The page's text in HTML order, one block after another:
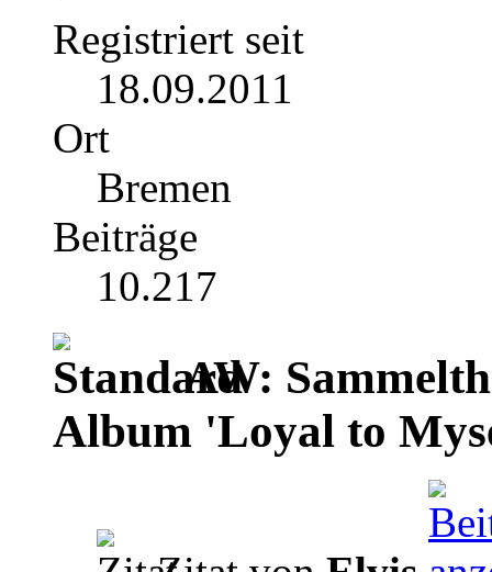
Registriert seit
18.09.2011
Ort
Bremen
Beiträge
10.217
AW:
Album 'Loyal to